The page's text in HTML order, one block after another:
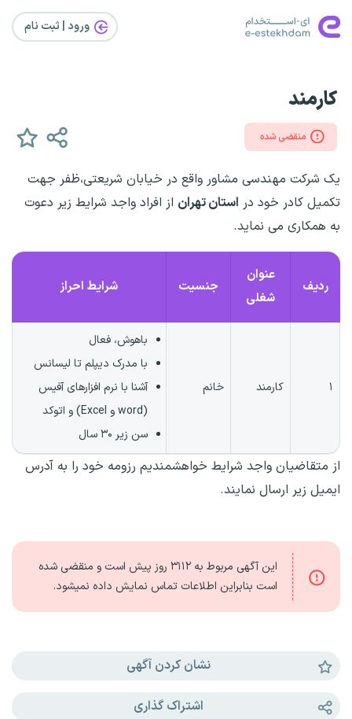
ورود | ثبت‌ نام
کارمند
منقضی شده
یک شرکت مهندسی مشاور واقع در خیابان شریعتی،ظفر جهت
تکمیل کادر خود در استان تهران از افراد واجد شرایط زیر دعوت
به همکاری می نماید.
ردیف
عنوان
شغلی
جنسیت شرایط احراز
۱ کارمند خانم
باهوش، فعال
با مدرک دیپلم تا لیسانس
آشنا با نرم افزارهای آفیس
(word و Excel) و اتوکد
سن زیر ۳۰ سال
از متقاضیان واجد شرایط خواهشمندیم رزومه خود را به آدرس
ایمیل زیر ارسال نمایند.
این آگهی مربوط به ۳۱۱۲ روز
پیش است و منقضی شده
است بنابراین اطلاعات تماس نمایش داده نمیشود.
نشان کردن آگهی
اشتراک گذاری